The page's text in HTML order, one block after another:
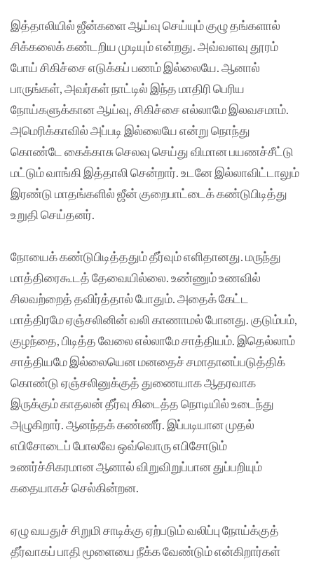
இத்தாலியில் ஜீன்களை ஆய்வு செய்யும் குழு தங்களால்
சிக்கலைக் கண்டறிய முடியும் என்றது. அவ்வளவு தூரம்
போய் சிகிச்சை எடுக்கப் பணம் இல்லையே. ஆனால்
பாருங்கள், அவர்கள் நாட்டில் இந்த மாதிரி பெரிய
நோய்களுக்கான ஆய்வு, சிகிச்சை எல்லாமே இலவசமாம்.
அமெரிக்காவில் அப்படி இல்லையே என்று நொந்து
கொண்டே கைக்காசு செலவு செய்து விமான பயணச்சீட்டு
மட்டும் வாங்கி இத்தாலி சென்றார். உடனே இல்லாவிட்டாலும்
இரண்டு மாதங்களில் ஜீன் குறைபாட்டைக் கண்டுபிடித்து
உறுதி செய்தனர்.
நோயைக் கண்டுபிடித்ததும் தீர்வும் எளிதானது. மருந்து
மாத்திரைகூடத் தேவையில்லை. உண்ணும் உணவில்
சிலவற்றைத் தவிர்த்தால் போதும். அதைக் கேட்ட
மாத்திரமே ஏஞ்சலினின் வலி காணாமல் போனது. குடும்பம்,
குழந்தை, பிடித்த வேலை எல்லாமே சாத்தியம். இதெல்லாம்
சாத்தியமே இல்லையென மனதைச் சமாதானப்படுத்திக்
கொண்டு ஏஞ்சலினுக்குத் துணையாக ஆதரவாக
இருக்கும் காதலன் தீர்வு கிடைத்த நொடியில் உடைந்து
அழுகிறார். ஆனந்தக் கண்ணீர். இப்படியான முதல்
எபிசோடைப் போலவே ஒவ்வொரு எபிசோடும்
உணர்ச்சிகரமான ஆனால் விறுவிறுப்பான துப்பறியும்
கதையாகச் செல்கின்றன.
ஏழு வயதுச் சிறுமி சாடிக்கு ஏற்படும் வலிப்பு நோய்க்குத்
தீர்வாகப் பாதி மூளையை நீக்க வேண்டும் என்கிறார்கள்